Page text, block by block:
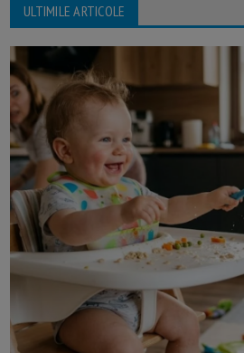
ULTIMILE ARTICOLE